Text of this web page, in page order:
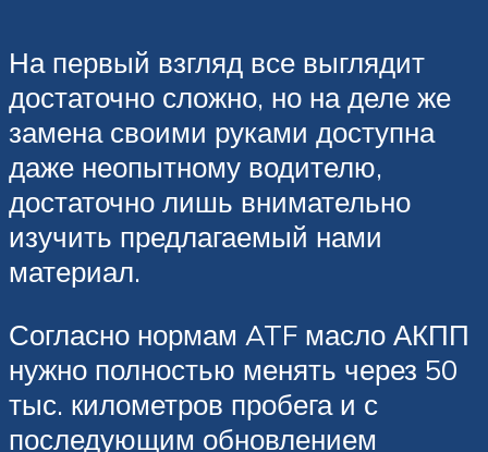
На первый взгляд все выглядит
достаточно сложно, но на деле же
замена своими руками доступна
даже неопытному водителю,
достаточно лишь внимательно
изучить предлагаемый нами
материал.
Согласно нормам ATF масло АКПП
нужно полностью менять через 50
тыс. километров пробега и с
последующим обновлением